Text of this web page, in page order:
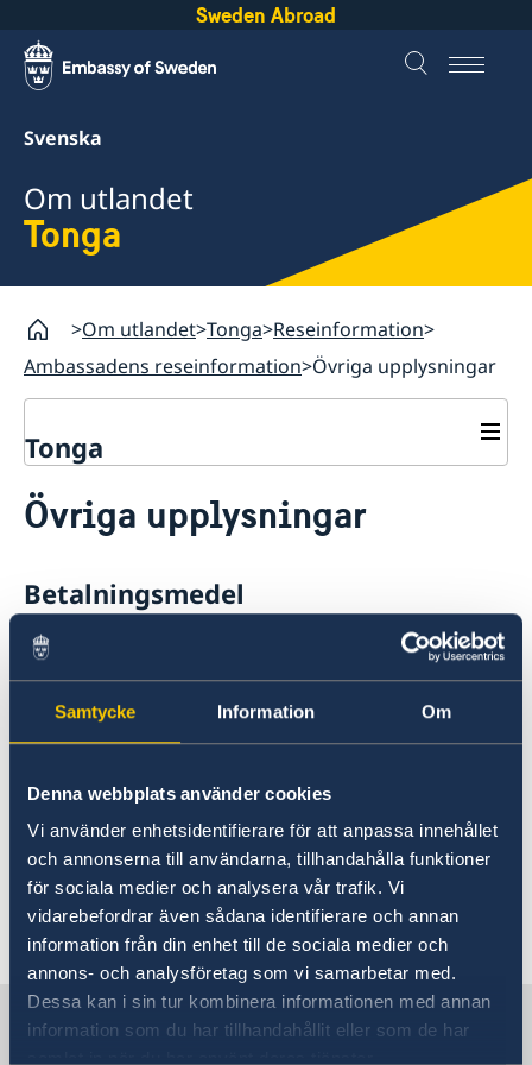
Samtycke Information Om
Denna webbplats använder cookies
Vi använder enhetsidentifierare för att anpassa innehållet
och annonserna till användarna, tillhandahålla funktioner
för sociala medier och analysera vår trafik. Vi
vidarebefordrar även sådana identifierare och annan
information från din enhet till de sociala medier och
annons- och analysföretag som vi samarbetar med.
Dessa kan i sin tur kombinera informationen med annan
information som du har tillhandahållit eller som de har
Sweden Abroad
Svenska
Om utlandet
Tonga
Om utlandet Tonga Reseinformation
Ambassadens reseinformation Övriga upplysningar
Tonga
Hjälp till svenskar i Tonga
Pass utomlands
Hjälp kring medborgarskap
Akut hjälp
Ambassadens reseinformation
Aktuella händelser
Allmänna säkerhetsläget
Terrorism
Naturförhållanden och katastrofer
In- och utresebestämmelser
Lokala lagar och sedvänjor
Trafiksäkerhet
Försäkringsskydd
Övriga upplysningar
Övriga upplysningar
Betalningsmedel
Valutan i Tonga är Tongan Pa'anga.
Uttagsautomater finns i de större städerna,
men generellt är Tonga ett kontantsamhälle.
Ytterligare allmän information
Ministry of Tourism Tonga
Senast uppdaterad 03 aug. 2026, 10.42
Sverige i Tonga